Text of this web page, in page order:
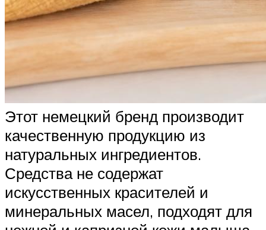
Этот немецкий бренд производит
качественную продукцию из
натуральных ингредиентов.
Средства не содержат
искусственных красителей и
минеральных масел, подходят для